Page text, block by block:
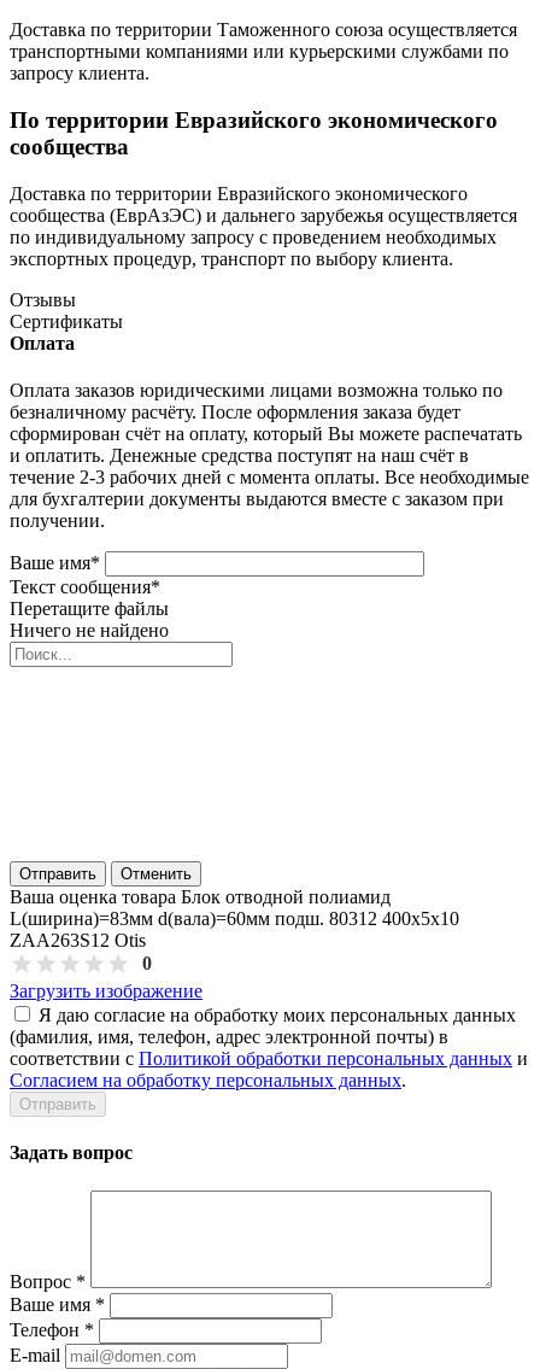
Доставка по территории Таможенного союза осуществляется
транспортными компаниями или курьерскими службами по
запросу клиента.
По территории Евразийского экономического
сообщества
Доставка по территории Евразийского экономического
сообщества (ЕврАзЭС) и дальнего зарубежья осуществляется
по индивидуальному запросу с проведением необходимых
экспортных процедур, транспорт по выбору клиента.
Отзывы
Сертификаты
Оплата
Оплата заказов юридическими лицами возможна только по
безналичному расчёту. После оформления заказа будет
сформирован счёт на оплату, который Вы можете распечатать
и оплатить. Денежные средства поступят на наш счёт в
течение 2-3 рабочих дней с момента оплаты. Все необходимые
для бухгалтерии документы выдаются вместе с заказом при
получении.
Ваше имя*
Текст сообщения*
Перетащите файлы
Ничего не найдено
Отправить Отменить
Ваша оценка товара Блок отводной полиамид
L(ширина)=83мм d(вала)=60мм подш. 80312 400х5х10
ZAA263S12 Otis
0
Загрузить изображение
Я даю согласие на обработку моих персональных данных
(фамилия, имя, телефон, адрес электронной почты) в
соответствии с Политикой обработки персональных данных и
Согласием на обработку персональных данных.
Задать вопрос
Вопрос *
Ваше имя *
Телефон *
E-mail